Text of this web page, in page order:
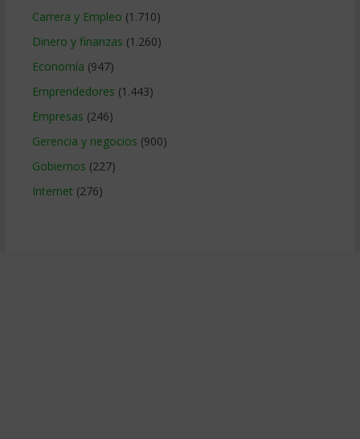
Carrera y Empleo (1.710)
Dinero y finanzas (1.260)
Economía (947)
Emprendedores (1.443)
Empresas (246)
Gerencia y negocios (900)
Gobiernos (227)
Internet (276)